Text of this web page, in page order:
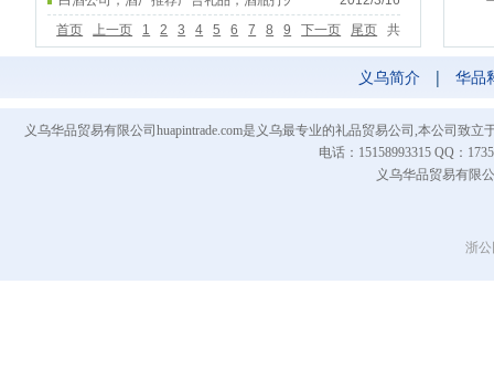
首页
上一页 1 2 3 4 5 6 7 8 9 下一页 尾页 共
有9页
义乌简介 | 华品
义乌华品贸易有限公司huapintrade.com是义乌最专业的礼品贸易公司,本公司致
电话：15158993315 QQ：
义乌华品贸易有限
浙公